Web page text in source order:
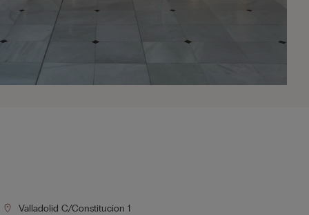
Valladolid C/constitucion 1